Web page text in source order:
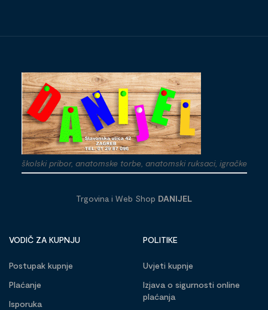
školski pribor, anatomske torbe, anatomski ruksaci, igračke
Trgovina i Web Shop DANIJEL
VODIČ ZA KUPNJU
Postupak kupnje
Plaćanje
Isporuka
POLITIKE
Uvjeti kupnje
Izjava o sigurnosti online
plaćanja